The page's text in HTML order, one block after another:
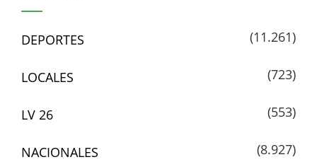
DEPORTES (11.261)
LOCALES (723)
LV 26 (553)
NACIONALES (8.927)